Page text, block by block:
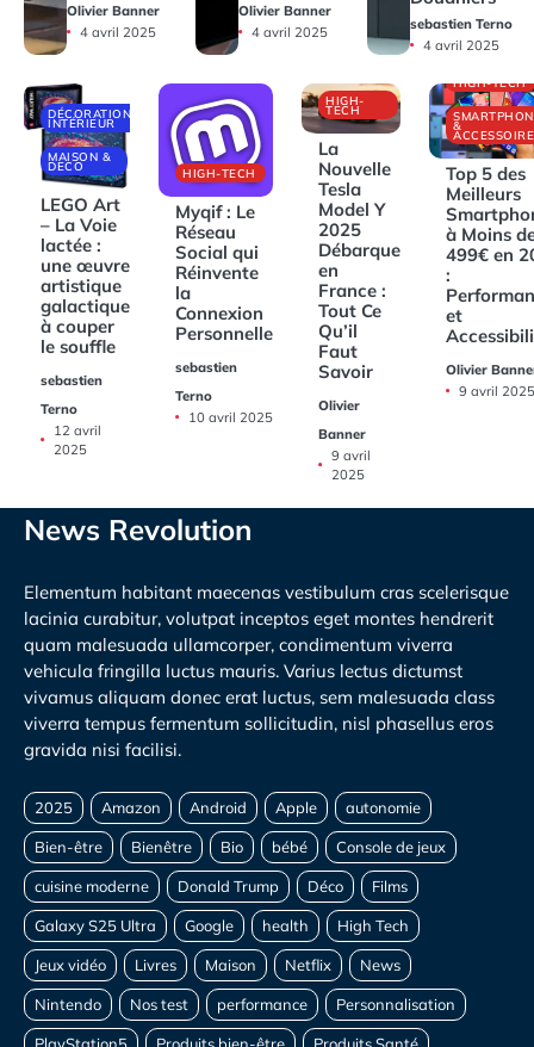
Olivier Banner
4 avril 2025
Olivier Banner
4 avril 2025
sebastien Terno
4 avril 2025
DÉCORATIONS
INTÉRIEUR
MAISON &
DECO
LEGO Art
– La Voie
lactée :
une œuvre
artistique
galactique
à couper
le souffle
sebastien
Terno
12 avril
2025
HIGH-TECH
Myqif : Le
Réseau
Social qui
Réinvente
la
Connexion
Personnelle
sebastien
Terno
10 avril 2025
HIGH-
TECH
La
Nouvelle
Tesla
Model Y
2025
Débarque
en
France :
Tout Ce
Qu’il
Faut
Savoir
Olivier
Banner
9 avril
2025
HIGH-TECH
&
Top 5 des
Meilleurs
à Moins
499€ en
:
et
Olivier
9 avril 2025
News Revolution
Elementum habitant maecenas vestibulum cras scelerisque
lacinia curabitur, volutpat inceptos eget montes hendrerit
quam malesuada ullamcorper, condimentum viverra
vehicula fringilla luctus mauris. Varius lectus dictumst
vivamus aliquam donec erat luctus, sem malesuada class
viverra tempus fermentum sollicitudin, nisl phasellus eros
gravida nisi facilisi.